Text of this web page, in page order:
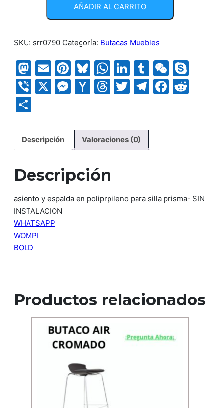
AÑADIR AL CARRITO
SKU: srr0790 Categoría: Butacas Muebles
Mastodon
EmailPinterest
Bluesky
WhatsApp
LinkedIn
Tumblr
Viber
X Messenger
Yahoo
Threads
Twitter
Telegram
Descripción Valoraciones (0)
Descripción
asiento y espalda en poliprpileno para silla prisma- SIN
INSTALACION
WHATSAPP
WOMPI
BOLD
Productos relacionados